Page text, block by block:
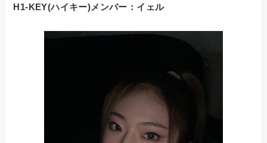
H1-KEY(ハイキー)メンバー： イェル